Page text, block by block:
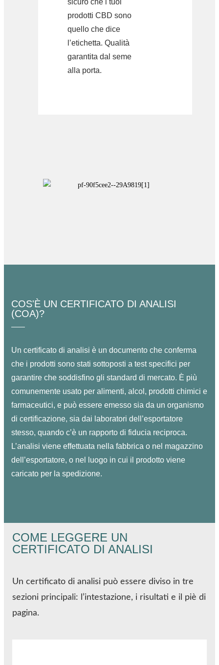
sicuro che i tuoi
prodotti CBD sono
quello che dice
l’etichetta. Qualità
garantita dal seme
alla porta.
COS'È UN CERTIFICATO DI ANALISI
(COA)?
Un certificato di analisi è un documento che conferma
che i prodotti sono stati sottoposti a test specifici per
garantire che soddisfino gli standard di mercato. È più
comunemente usato per alimenti, alcol, prodotti chimici e
farmaceutici, e può essere emesso sia da un organismo
di certificazione, sia dai laboratori dell’esportatore
stesso, quando c’è un rapporto di fiducia reciproca.
L’analisi viene effettuata nella fabbrica o nel magazzino
dell’esportatore, o nel luogo in cui il prodotto viene
caricato per la spedizione.
COME LEGGERE UN
CERTIFICATO DI ANALISI
Un certificato di analisi può essere diviso in tre
sezioni principali: l’intestazione, i risultati e il piè di
pagina.